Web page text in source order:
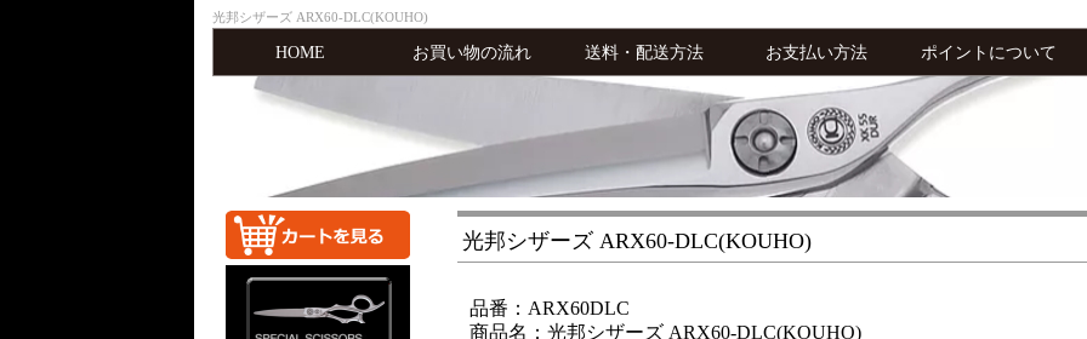
光邦シザーズ ARX60-DLC(KOUHO)
HOME お買い物の流れ 送料・配送方法 お支払い方法 ポイントについて
光邦シザーズ ARX60-DLC(KOUHO)
品番：ARX60DLC
商品名：光邦シザーズ ARX60-DLC(KOUHO)